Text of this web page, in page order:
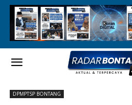
DPMPTSP BONTANG